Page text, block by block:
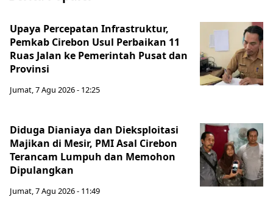
Upaya Percepatan Infrastruktur,
Pemkab Cirebon Usul Perbaikan 11
Ruas Jalan ke Pemerintah Pusat dan
Provinsi
Jumat, 7 Agu 2026 - 12:25
Diduga Dianiaya dan Dieksploitasi
Majikan di Mesir, PMI Asal Cirebon
Terancam Lumpuh dan Memohon
Dipulangkan
Jumat, 7 Agu 2026 - 11:49